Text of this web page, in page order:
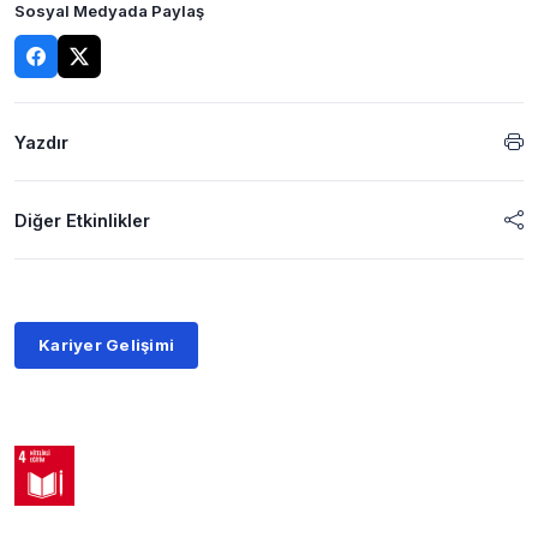
Sosyal Medyada Paylaş
Yazdır
Diğer Etkinlikler
Kariyer Gelişimi